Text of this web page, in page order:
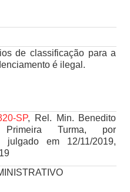
de classificação para a
é ilegal.
SP, Rel. Min. Benedito
Primeira Turma, por
julgado em 12/11/2019,